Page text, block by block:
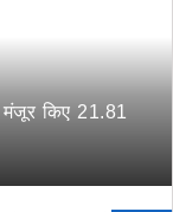
मंजूर किए 21.81